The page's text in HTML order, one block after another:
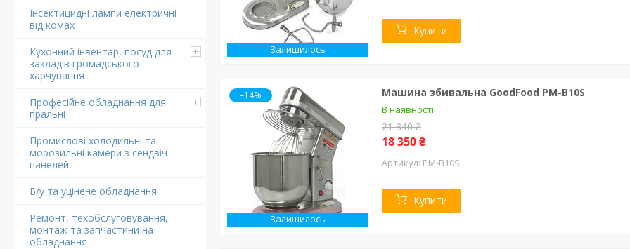
Інсектицидні лампи електричні
від комах
Кухонний інвентар, посуд для
закладів громадського
харчування
Професійне обладнання для
пральні
Промислові холодильні та
морозильні камери з сендвіч
панелей
Б/у та уцінене обладнання
Ремонт, техобслуговування,
монтаж та запчастини на
обладнання
Залишилось
Купити
–14%
Залишилось
Машина збивальна GoodFood PM-B10S
В наявності
21 340 ₴
18 350 ₴
PM-B10S
Купити